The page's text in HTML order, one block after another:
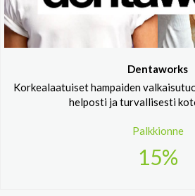
Dentaworks
Korkealaatuiset hampaiden
helposti ja turvallisesti
Palkkionne
15%